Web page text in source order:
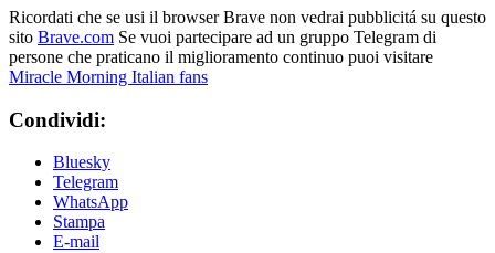
Ricordati che se usi il browser Brave non vedrai pubblicitá su questo
sito Brave.com Se vuoi partecipare ad un gruppo Telegram di
persone che praticano il miglioramento continuo puoi visitare
Miracle Morning Italian fans
Condividi:
Bluesky
Telegram
WhatsApp
Stampa
E-mail